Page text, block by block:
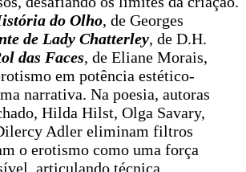
do Olho, de Georges
de Lady Chatterley, de D.H.
das Faces, de Eliane Morais,
em potência estético-
narrativa. Na poesia, autoras
Hilda Hilst, Olga Savary,
Adler eliminam filtros
o erotismo como uma força
articulando técnica,